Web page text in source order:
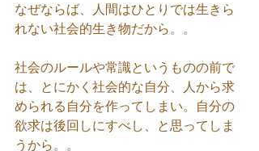
なぜならば、人間はひとりでは生きら
れない社会的生き物だから。。
社会のルールや常識というものの前で
は、とにかく社会的な自分、人から求
められる自分を作ってしまい。自分の
欲求は後回しにすべし、と思ってしま
うから。。